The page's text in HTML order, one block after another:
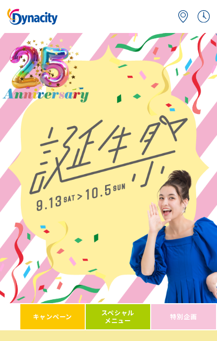
キャンペーン
スペシャル
メニュー
特別企画